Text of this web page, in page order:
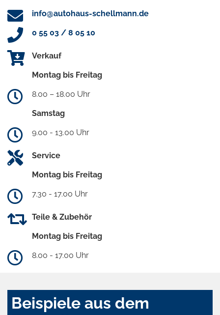
info@autohaus-schellmann.de
0 55 03 / 8 05 10
Verkauf
Montag bis Freitag
8.00 – 18.00 Uhr
Samstag
9.00 - 13.00 Uhr
Service
Montag bis Freitag
7.30 - 17.00 Uhr
Teile & Zubehör
Montag bis Freitag
8.00 - 17.00 Uhr
Beispiele aus dem